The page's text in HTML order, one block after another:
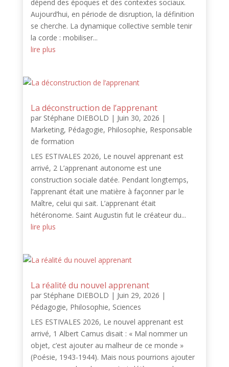
dépend des époques et des contextes sociaux.
Aujourd’hui, en période de disruption, la définition
se cherche. La dynamique collective semble tenir
la corde : mobiliser...
lire plus
La déconstruction de l’apprenant
par Stéphane DIEBOLD | Juin 30, 2026 |
Marketing, Pédagogie, Philosophie, Responsable
de formation
LES ESTIVALES 2026, Le nouvel apprenant est
arrivé, 2 L’apprenant autonome est une
construction sociale datée. Pendant longtemps,
l’apprenant était une matière à façonner par le
Maître, celui qui sait. L’apprenant était
hétéronome. Saint Augustin fut le créateur du...
lire plus
La réalité du nouvel apprenant
par Stéphane DIEBOLD | Juin 29, 2026 |
Pédagogie, Philosophie, Sciences
LES ESTIVALES 2026, Le nouvel apprenant est
arrivé, 1 Albert Camus disait : « Mal nommer un
objet, c’est ajouter au malheur de ce monde »
(Poésie, 1943-1944). Mais nous pourrions ajouter